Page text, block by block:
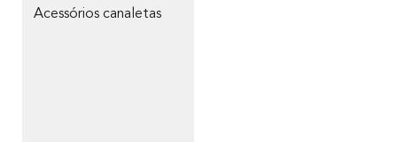
Acessórios canaletas